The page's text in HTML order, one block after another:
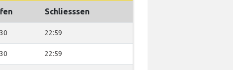
Schliesssen
22:59
22:59